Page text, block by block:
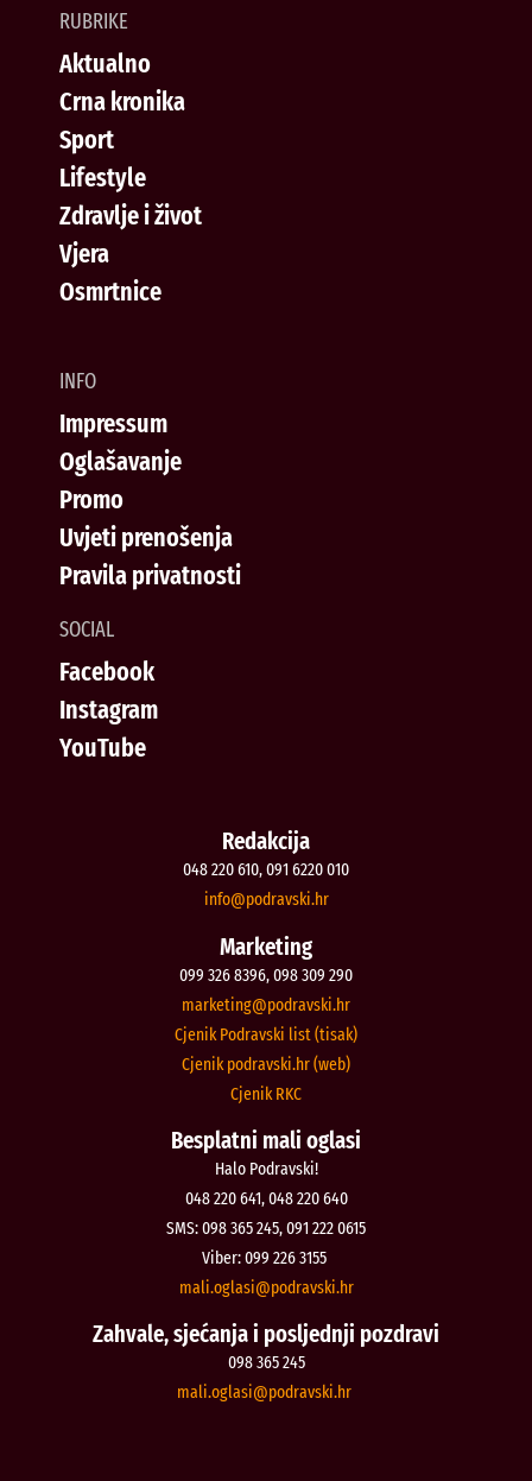
RUBRIKE
Aktualno
Crna kronika
Sport
Lifestyle
Zdravlje i život
Vjera
Osmrtnice
INFO
Impressum
Oglašavanje
Promo
Uvjeti prenošenja
Pravila privatnosti
SOCIAL
Facebook
Instagram
YouTube
Redakcija
048 220 610, 091 6220 010
rh.iksvardop
@ofni
Marketing
099 326 8396, 098 309 290
rh.iksvardop
@gnitekram
Cjenik Podravski list (tisak)
Cjenik podravski.hr (web)
Cjenik RKC
Besplatni mali oglasi
Halo Podravski!
048 220 641, 048 220 640
SMS: 098 365 245, 091 222 0615
Viber: 099 226 3155
rh.iksvardop
@isalgo.ilam
Zahvale, sjećanja i posljednji pozdravi
098 365 245
rh.iksvardop
@isalgo.ilam